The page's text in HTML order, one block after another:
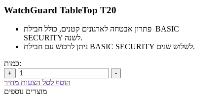
WatchGuard TableTop T20
פתרון אבטחה לארגונים קטנים, כולל חבילת BASIC
SECURITY לשנה.
ניתן לרכוש עם חבילת BASIC SECURITY לשלוש שנים.
כמות:
+ -
הוסף לסל הצעות מחיר
מוצרים נוספים